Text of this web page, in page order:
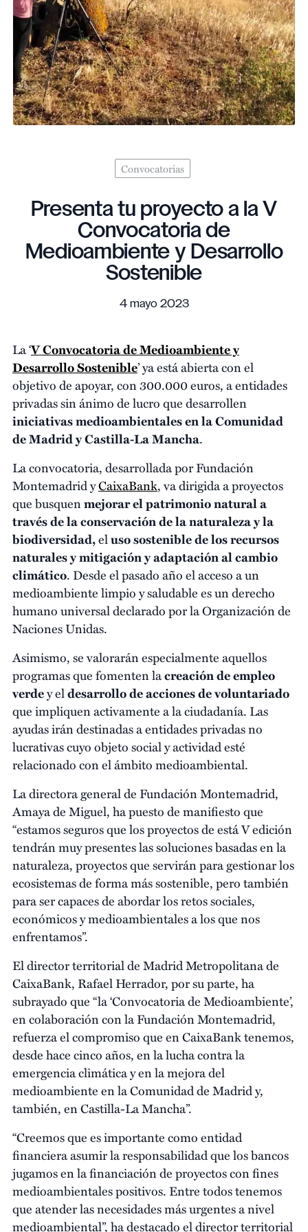
Convocatorias
Presenta tu proyecto a la V
Convocatoria de
Medioambiente y Desarrollo
Sostenible
4 mayo 2023
La ‘V Convocatoria de Medioambiente y
Desarrollo Sostenible’ ya está abierta con el
objetivo de apoyar, con 300.000 euros, a entidades
privadas sin ánimo de lucro que desarrollen
iniciativas medioambientales en la Comunidad
de Madrid y Castilla-La Mancha.
La convocatoria, desarrollada por Fundación
Montemadrid yCaixaBank, va dirigida a proyectos
que busquenmejorar el patrimonio natural a
través de la conservación de la naturaleza y la
biodiversidad,eluso sostenible de los recursos
naturales y mitigación y adaptación al cambio
climático. Desde el pasado año el acceso a un
medioambiente limpio y saludable es un derecho
humano universal declarado por la Organización de
Naciones Unidas.
Asimismo, se valorarán especialmente aquellos
programas que fomenten lacreación de empleo
verdey eldesarrollo de acciones de voluntariado
que impliquen activamente a la ciudadanía. Las
ayudas irán destinadas a entidades privadas no
lucrativas cuyo objeto social y actividad esté
relacionado con el ámbito medioambiental.
La directora general de Fundación Montemadrid,
Amaya de Miguel, ha puesto de manifiesto que
“estamos seguros que los proyectos de está V edición
tendrán muy presentes las soluciones basadas en la
naturaleza, proyectos que servirán para gestionar los
ecosistemas de forma más sostenible, pero también
para ser capaces de abordar los retos sociales,
económicos y medioambientales a los que nos
enfrentamos”.
El director territorial de Madrid Metropolitana de
CaixaBank, Rafael Herrador, por su parte, ha
subrayado que “la ‘Convocatoria de Medioambiente’,
en colaboración con la Fundación Montemadrid,
refuerza el compromiso que en CaixaBank tenemos,
desde hace cinco años, en la lucha contra la
emergencia climática y en la mejora del
medioambiente en la Comunidad de Madrid y,
también, en Castilla-La Mancha”.
“Creemos que es importante como entidad
financiera asumir la responsabilidad que los bancos
jugamos en la financiación de proyectos con fines
medioambientales positivos. Entre todos tenemos
que atender las necesidades más urgentes a nivel
medioambiental”, ha destacado el director territorial